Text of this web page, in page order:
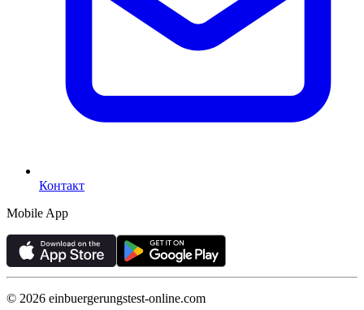
Контакт
Mobile App
© 2026 einbuergerungstest-online.com